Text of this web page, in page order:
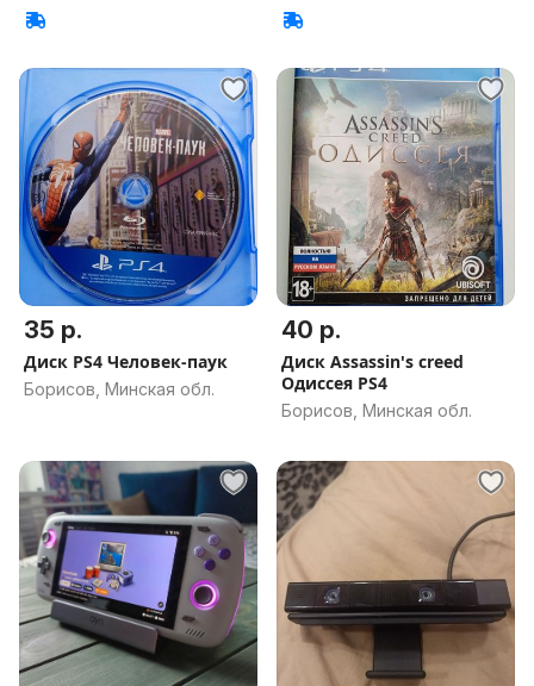
35 р.
Диск PS4 Человек-паук
Борисов, Минская обл.
40 р.
Диск Assassin's creed
Одиссея PS4
Борисов, Минская обл.